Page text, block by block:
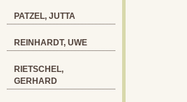
PATZEL, JUTTA
REINHARDT, UWE
RIETSCHEL,
GERHARD